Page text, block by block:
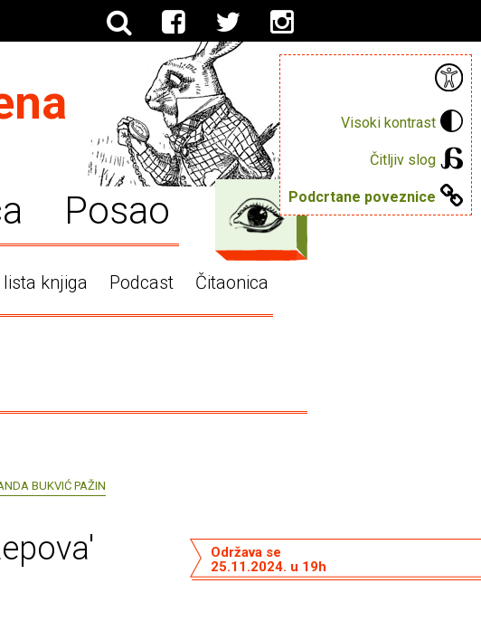
Visoki kontrast
Čitljiv slog
Podcrtane poveznice
Posao
lista knjiga Podcast Čitaonica
BUKVIĆ PAŽIN
Održava se
25.11.2024. u 19h